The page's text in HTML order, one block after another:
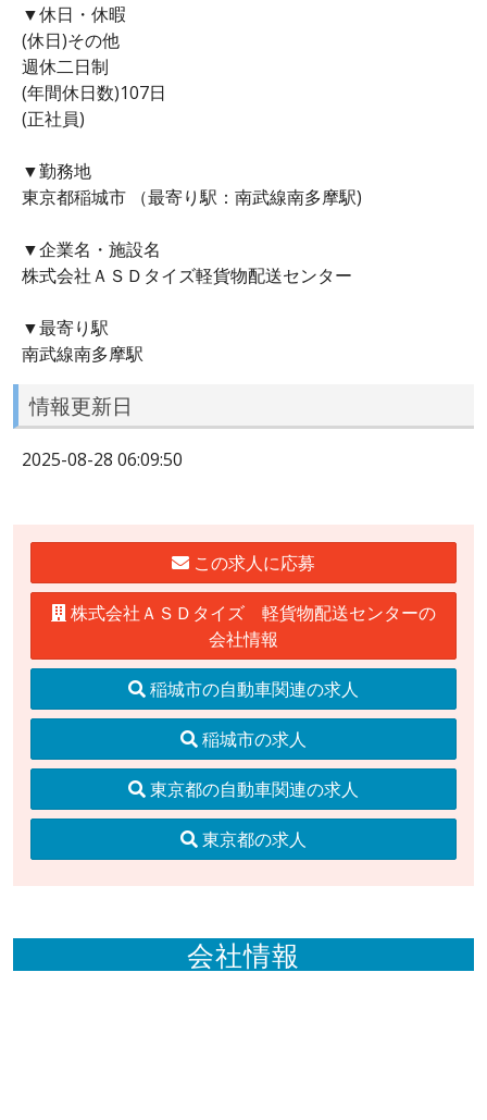
▼休日・休暇
(休日)その他
週休二日制
(年間休日数)107日
(正社員)
▼勤務地
東京都稲城市 （最寄り駅：南武線南多摩駅)
▼企業名・施設名
株式会社ＡＳＤタイズ軽貨物配送センター
▼最寄り駅
南武線南多摩駅
情報更新日
2025-08-28 06:09:50
この求人に応募
株式会社ＡＳＤタイズ 軽貨物配送センターの
会社情報
稲城市の自動車関連の求人
稲城市の求人
東京都の自動車関連の求人
東京都の求人
会社情報